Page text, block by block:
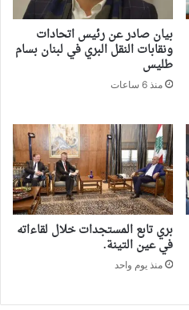
بيان صادر عن رئيس اتحادات
ونقابات النقل البري في لبنان بسام
طليس
منذ 6 ساعات
بري تابع المستجدات خلال لقاءاته
في عين التينة.
منذ يوم واحد